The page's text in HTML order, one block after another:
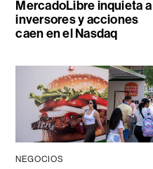
MercadoLibre inquieta a
inversores y acciones
caen en el Nasdaq
NEGOCIOS